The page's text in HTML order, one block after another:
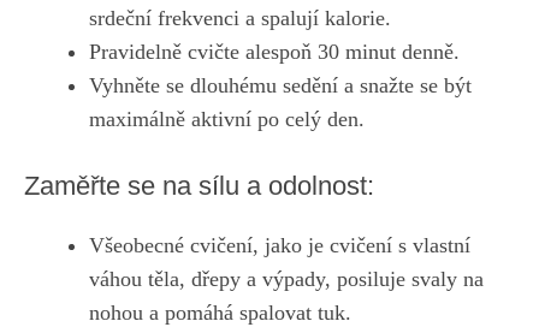
srdeční frekvenci a spalují kalorie.
Pravidelně cvičte alespoň ⁤30 ‍minut denně.
Vyhněte se dlouhému sedění a ⁢snažte se být
⁢maximálně ​aktivní po ​celý den.
Zaměřte ‌se na sílu a odolnost:
Všeobecné cvičení, jako ⁢je cvičení s vlastní
váhou těla, dřepy a výpady,​ posiluje ‍svaly na‌
nohou a pomáhá spalovat⁢ tuk.